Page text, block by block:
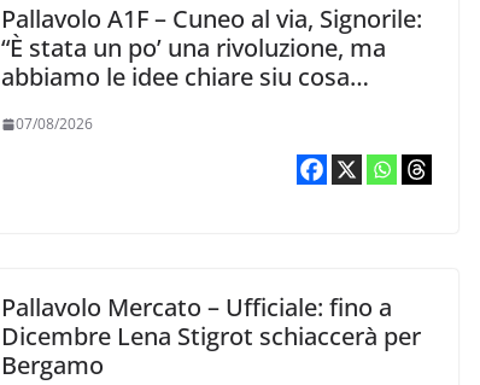
Pallavolo A1F – Cuneo al via, Signorile:
“È stata un po’ una rivoluzione, ma
abbiamo le idee chiare siu cosa
07/08/2026
Pallavolo Mercato – Ufficiale: fino a
Dicembre Lena Stigrot schiaccerà per
Bergamo